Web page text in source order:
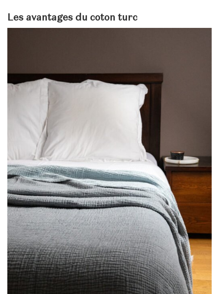
Les avantages du coton turc